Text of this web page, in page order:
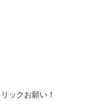
ックお願い！